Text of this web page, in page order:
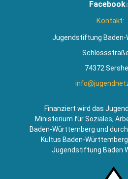
Facebook
Kontakt:
Jugendstiftung Baden-
74372
Finanziert wird das
Ministerium für Soziales,
Baden-Württemberg und
Kultus Baden-
Jugendstiftung Baden